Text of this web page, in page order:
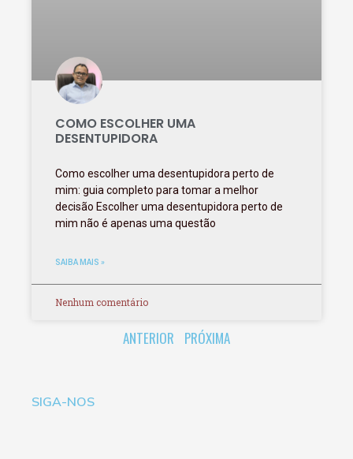
COMO ESCOLHER UMA
DESENTUPIDORA
Como escolher uma desentupidora perto de
mim: guia completo para tomar a melhor
decisão Escolher uma desentupidora perto de
mim não é apenas uma questão
SAIBA MAIS »
Nenhum comentário
ANTERIOR PRÓXIMA
SIGA-NOS